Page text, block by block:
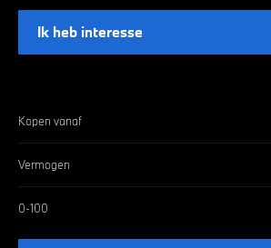
Ik heb interesse
Kopen vanaf
Vermogen
0-100